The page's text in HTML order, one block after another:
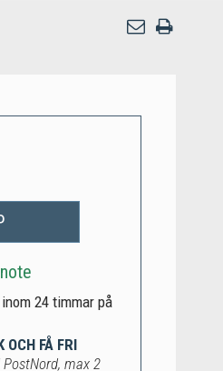
inom 24 timmar på
OCH FÅ FRI
max 2